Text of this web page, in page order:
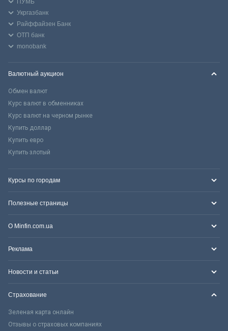
ПУМБ
Укргазбанк
Райффайзен Банк
ОТП банк
monobank
Валютный аукцион
Обмен валют
Курс валют в обменниках
Курс валют на черном рынке
Купить доллар
Купить евро
Купить злотый
Курсы по городам
Полезные страницы
О Minfin.com.ua
Реклама
Новости и статьи
Страхование
Зеленая карта онлайн
Отзывы о страховых компаниях